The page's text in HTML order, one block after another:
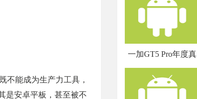
不能成为生产力工具，
是安卓平板，甚至被不
一加GT5 Pro年度真